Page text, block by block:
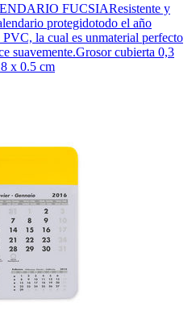
FUCSIAResistente y
protegidotodo el año
PVC, la cual es unmaterial perfecto
suavemente.Grosor cubierta 0,3
x 0.5 cm